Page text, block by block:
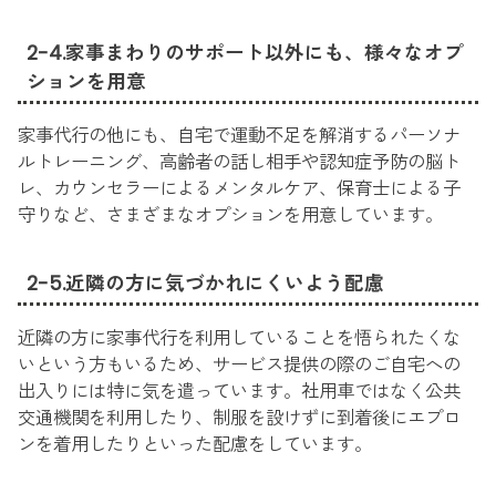
2-4.家事まわりのサポート以外にも、様々なオプ
ションを用意
家事代行の他にも、自宅で運動不足を解消するパーソナ
ルトレーニング、高齢者の話し相手や認知症予防の脳ト
レ、カウンセラーによるメンタルケア、保育士による子
守りなど、さまざまなオプションを用意しています。
2-5.近隣の方に気づかれにくいよう配慮
近隣の方に家事代行を利用していることを悟られたくな
いという方もいるため、サービス提供の際のご自宅への
出入りには特に気を遣っています。社用車ではなく公共
交通機関を利用したり、制服を設けずに到着後にエプロ
ンを着用したりといった配慮をしています。